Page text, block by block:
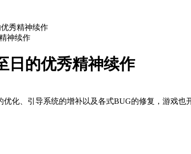
秀精神续作
神续作
日的优秀精神续作
化、引导系统的增补以及各式BUG的修复，游戏也